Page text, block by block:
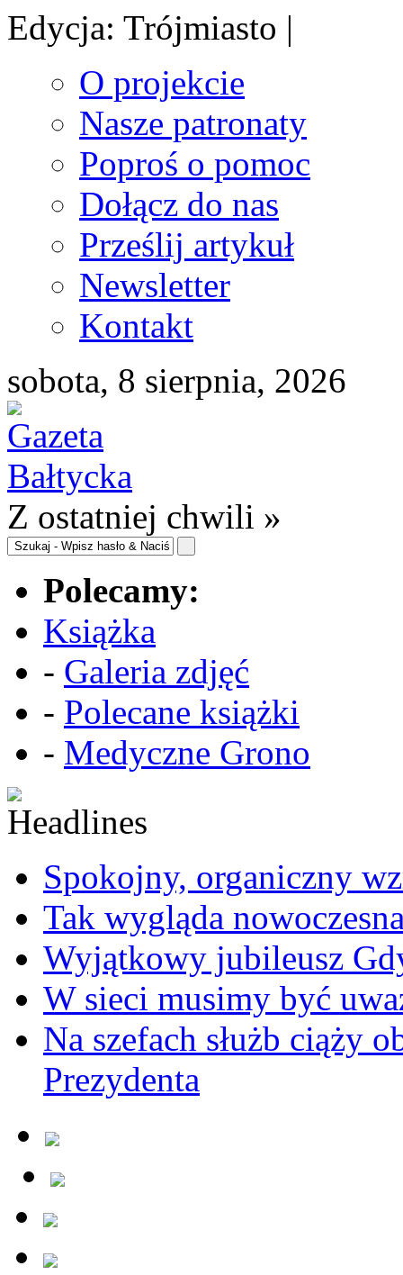
Edycja: Trójmiasto |
O projekcie
Nasze patronaty
Poproś o pomoc
Dołącz do nas
Prześlij artykuł
Newsletter
Kontakt
sobota, 8 sierpnia, 2026
Z ostatniej chwili »
Polecamy:
Książka
- Galeria zdjęć
- Polecane książki
- Medyczne Grono
Spokojny, organiczny
Tak wygląda
Wyjątkowy jubileusz
W sieci musimy być
Na szefach służb ciąży
Prezydenta